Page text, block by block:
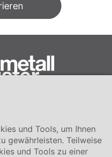
GmbH
180und Tools, um Ihnen
gewährleisten. Teilweise
und Tools zu einer